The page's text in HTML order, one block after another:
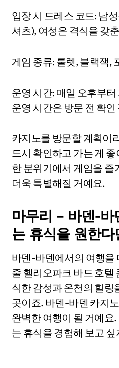
입장 시 드레스 코드: 남
셔츠), 여성은 격식을 갖
게임 종류: 룰렛, 블랙잭,
운영 시간: 매일 오후부
운영 시간은 방문 전 확인
카지노를 방문할 계획이
드시 확인하고 가는 게
한 분위기에서 게임을 즐
더욱 특별해질 거예요.
마무리 – 바덴-바
는 휴식을 원한다
바덴-바덴에서의 여행을
줄 헬리오파크 바드 호텔
식한 감성과 온천의 힐링
곳이죠. 바덴-바덴 카지
완벽한 여행이 될 거예요
는 휴식을 경험해 보고 싶